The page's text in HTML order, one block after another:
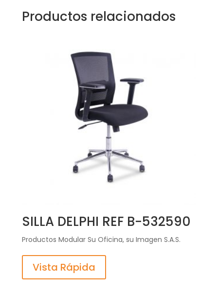
Productos relacionados
SILLA DELPHI REF B-532590
Productos Modular Su Oficina, su Imagen S.A.S.
Vista Rápida